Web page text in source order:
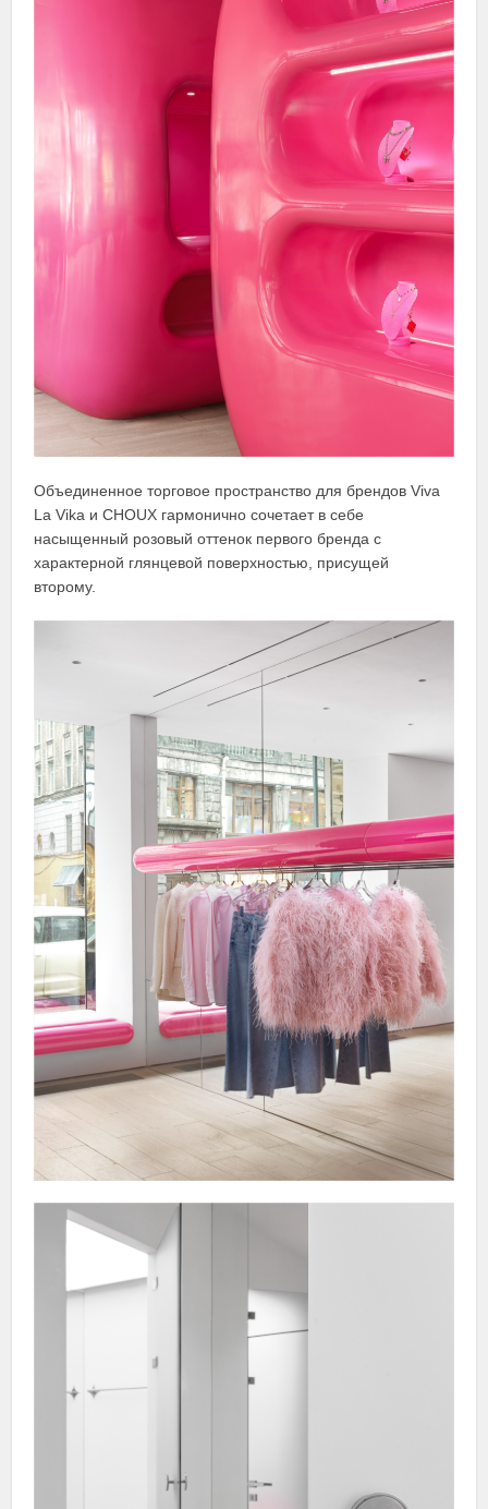
Объединенное торговое пространство для брендов Viva
La Vika и CHOUX гармонично сочетает в себе
насыщенный розовый оттенок первого бренда с
характерной глянцевой поверхностью, присущей
второму.